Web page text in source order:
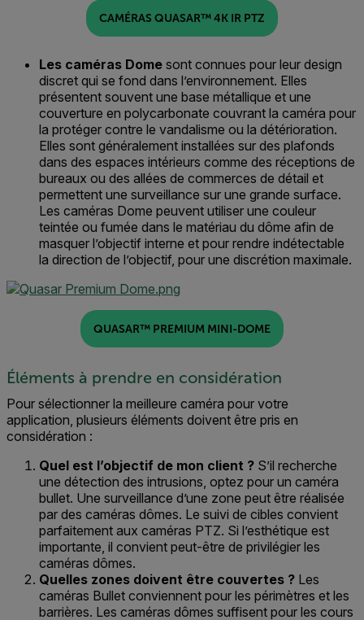
CAMÉRAS QUASAR™ 4K IR PTZ
Les caméras Dome sont connues pour leur design
discret qui se fond dans l’environnement. Elles
présentent souvent une base métallique et une
couverture en polycarbonate couvrant la caméra pour
la protéger contre le vandalisme ou la détérioration.
Elles sont généralement installées sur des plafonds
dans des espaces intérieurs comme des réceptions de
bureaux ou des allées de commerces de détail et
permettent une surveillance sur une grande surface.
Les caméras Dome peuvent utiliser une couleur
teintée ou fumée dans le matériau du dôme afin de
masquer l’objectif interne et pour rendre indétectable
la direction de l’objectif, pour une discrétion maximale.
QUASAR™ PREMIUM MINI-DOME
Éléments à prendre en considération
Pour sélectionner la meilleure caméra pour votre
application, plusieurs éléments doivent être pris en
considération :
Quel est l’objectif de mon client ? S’il recherche
une détection des intrusions, optez pour un caméra
bullet. Une surveillance d’une zone peut être réalisée
par des caméras dômes. Le suivi de cibles convient
parfaitement aux caméras PTZ. Si l’esthétique est
importante, il convient peut-être de privilégier les
caméras dômes.
Quelles zones doivent être couvertes ? Les
caméras Bullet conviennent pour les périmètres et les
barrières. Les caméras dômes suffisent pour les cours